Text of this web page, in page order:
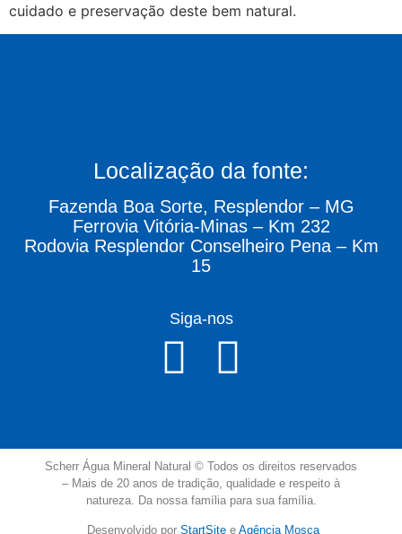
cuidado e preservação deste bem natural.
Localização da fonte:
Fazenda Boa Sorte, Resplendor – MG
Ferrovia Vitória-Minas – Km 232
Rodovia Resplendor Conselheiro Pena – Km
15
Siga-nos
Scherr Água Mineral Natural © Todos os direitos reservados
– Mais de 20 anos de tradição, qualidade e respeito à
natureza. Da nossa família para sua família.
Desenvolvido por StartSitee Agência Mosca